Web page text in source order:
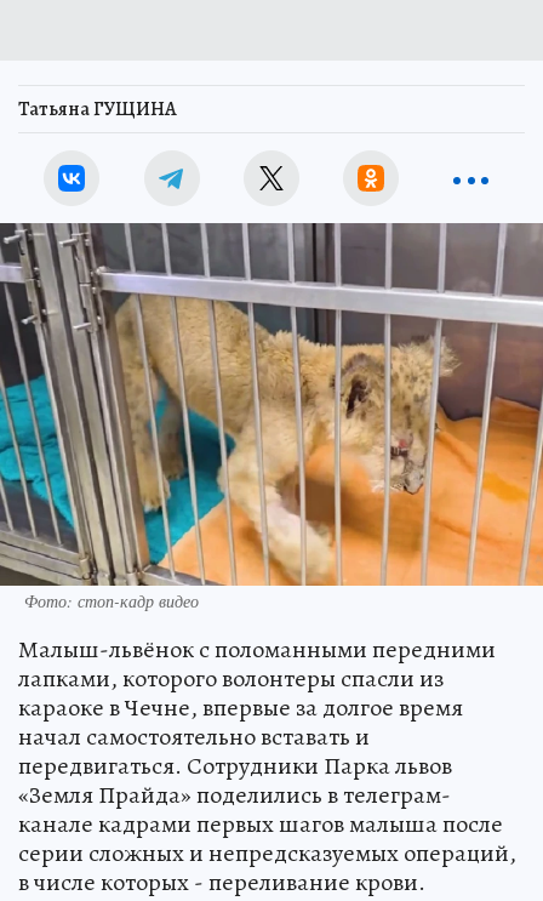
Татьяна ГУЩИНА
Фото: стоп-кадр видео
Малыш-львёнок с поломанными передними
лапками, которого волонтеры спасли из
караоке в Чечне, впервые за долгое время
начал самостоятельно вставать и
передвигаться. Сотрудники Парка львов
«Земля Прайда» поделились в телеграм-
канале кадрами первых шагов малыша после
серии сложных и непредсказуемых операций,
в числе которых - переливание крови.